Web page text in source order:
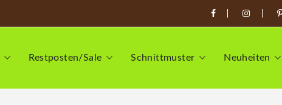
Restposten/Sale Schnittmuster Neuheiten